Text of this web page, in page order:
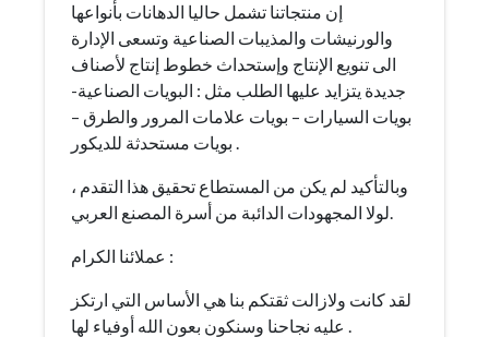
إن منتجاتنا تشمل حاليا الدهانات بأنواعها
والورنيشات والمذيبات الصناعية وتسعى الإدارة
الى تنويع الإنتاج وإستحداث خطوط إنتاج لأصناف
جديدة يتزايد عليها الطلب مثل : البويات الصناعية-
بويات السيارات – بويات علامات المرور والطرق –
بويات مستحدثة للديكور .
وبالتأكيد لم يكن من المستطاع تحقيق هذا التقدم ،
لولا المجهودات الدائبة من أسرة المصنع العربي.
عملائنا الكرام :
لقد كانت ولازالت ثقتكم بنا هي الأساس التي ارتكز
عليه نجاحنا وسنكون بعون الله أوفياء لها .